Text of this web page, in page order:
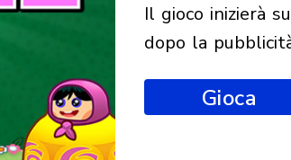
il gioco inizierà subito
dopo la
Gioca